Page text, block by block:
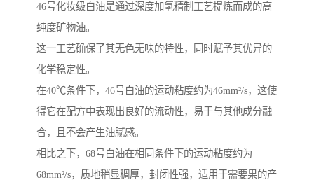
46号化妆级白油是通过深度加氢精制工艺提炼而成的高
纯度矿物油。
这一工艺确保了其无色无味的特性，同时赋予其优异的
化学稳定性。
在40℃条件下，46号白油的运动粘度约为46mm²/s，这使
得它在配方中表现出良好的流动性，易于与其他成分融
合，且不会产生油腻感。
相比之下，68号白油在相同条件下的运动粘度约为
68mm²/s，质地稍显稠厚，封闭性强，适用于需要果的产